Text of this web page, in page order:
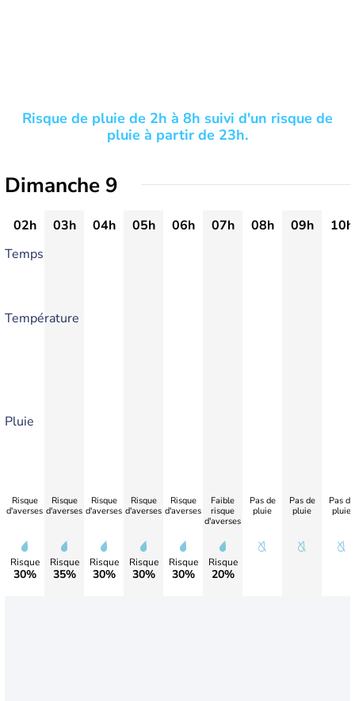
Risque de pluie de 2h à 8h suivi d'un risque de
pluie à partir de 23h.
Dimanche 9
02h 03h 04h 05h 06h 07h 08h 09h
10h
Temps
Température
Pluie
Risque
d'averses
Risque
30%
Risque
d'averses
Risque
35%
Risque
d'averses
Risque
30%
Risque
d'averses
Risque
30%
Risque
d'averses
Risque
30%
Faible
risque
d'averses
Risque
20%
Pas de
pluie
Pas de
pluie
Pas de
pluie